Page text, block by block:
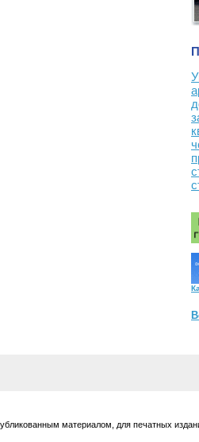
материалом, для печатных